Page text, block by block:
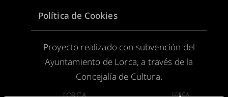
Política de Cookies
Proyecto realizado con subvención del
Ayuntamiento de Lorca, a través de la
Concejalía de Cultura.